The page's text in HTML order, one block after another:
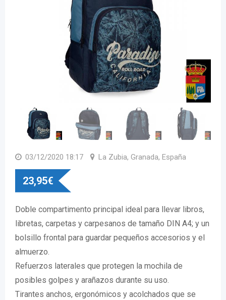
03/12/2020 18:17 La Zubia, Granada, España
23,95€
Doble compartimento principal ideal para llevar libros,
libretas, carpetas y carpesanos de tamaño DIN A4; y un
bolsillo frontal para guardar pequeños accesorios y el
almuerzo.
Refuerzos laterales que protegen la mochila de
posibles golpes y arañazos durante su uso.
Tirantes anchos, ergonómicos y acolchados que se